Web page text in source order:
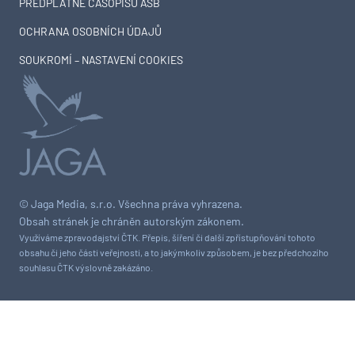
© Jaga Media, s.r.o. Všechna práva vyhrazena.
Obsah stránek je chráněn autorským zákonem.
Využíváme zpravodajství ČTK. Přepis, šíření či další zpřístupňování tohoto
obsahu či jeho části veřejnosti, a to jakýmkoliv způsobem, je bez předchozího
souhlasu ČTK výslovně zakázáno.
OCHRANA OSOBNÍCH ÚDAJŮ
SOUKROMÍ – NASTAVENÍ COOKIES